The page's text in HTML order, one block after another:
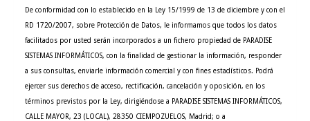
De conformidad con lo establecido en la Ley 15/1999 de 13 de diciembre y con el
RD 1720/2007, sobre Protección de Datos, le informamos que todos los datos
facilitados por usted serán incorporados a un fichero propiedad de PARADISE
SISTEMAS INFORMÁTICOS, con la finalidad de gestionar la información, responder
a sus consultas, enviarle información comercial y con fines estadísticos. Podrá
ejercer sus derechos de acceso, rectificación, cancelación y oposición, en los
términos previstos por la Ley, dirigiéndose a PARADISE SISTEMAS INFORMÁTICOS,
CALLE MAYOR, 23 (LOCAL), 28350 CIEMPOZUELOS, Madrid; o a